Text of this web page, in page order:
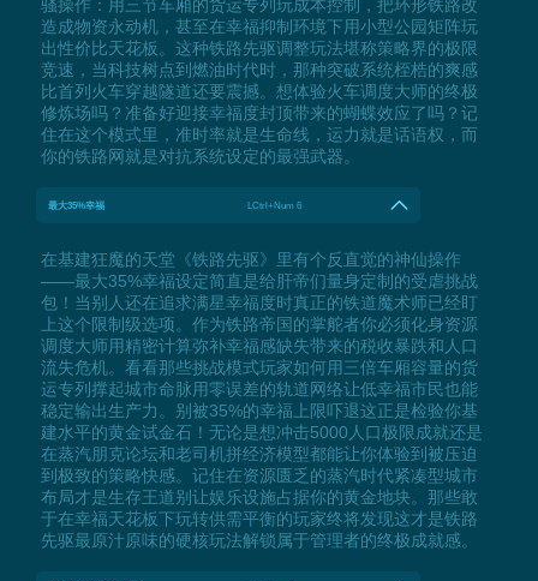
骚操作：用三节车厢的货运专列玩成本控制，把环形铁路改
造成物资永动机，甚至在幸福抑制环境下用小型公园矩阵玩
出性价比天花板。这种铁路先驱调整玩法堪称策略界的极限
竞速，当科技树点到燃油时代时，那种突破系统桎梏的爽感
比首列火车穿越隧道还要震撼。想体验火车调度大师的终极
修炼场吗？准备好迎接幸福度封顶带来的蝴蝶效应了吗？记
住在这个模式里，准时率就是生命线，运力就是话语权，而
你的铁路网就是对抗系统设定的最强武器。
最大35%幸福 LCtrl+Num 6
在基建狂魔的天堂《铁路先驱》里有个反直觉的神仙操作
——最大35%幸福设定简直是给肝帝们量身定制的受虐挑战
包！当别人还在追求满星幸福度时真正的铁道魔术师已经盯
上这个限制级选项。作为铁路帝国的掌舵者你必须化身资源
调度大师用精密计算弥补幸福感缺失带来的税收暴跌和人口
流失危机。看看那些挑战模式玩家如何用三倍车厢容量的货
运专列撑起城市命脉用零误差的轨道网络让低幸福市民也能
稳定输出生产力。别被35%的幸福上限吓退这正是检验你基
建水平的黄金试金石！无论是想冲击5000人口极限成就还是
在蒸汽朋克论坛和老司机拼经济模型都能让你体验到被压迫
到极致的策略快感。记住在资源匮乏的蒸汽时代紧凑型城市
布局才是生存王道别让娱乐设施占据你的黄金地块。那些敢
于在幸福天花板下玩转供需平衡的玩家终将发现这才是铁路
先驱最原汁原味的硬核玩法解锁属于管理者的终极成就感。